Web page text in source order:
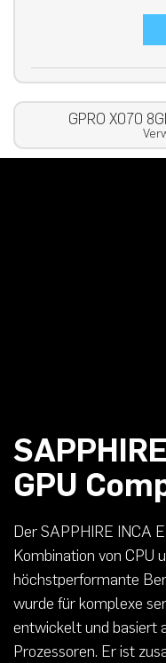
GPRO X070
GPU
Der SAPPHIRE INCA
Kombination von CPU
höchstperformante
wurde für komplexe
entwickelt und basiert
Prozessoren. Er ist